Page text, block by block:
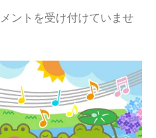
ントを受け付けていませ